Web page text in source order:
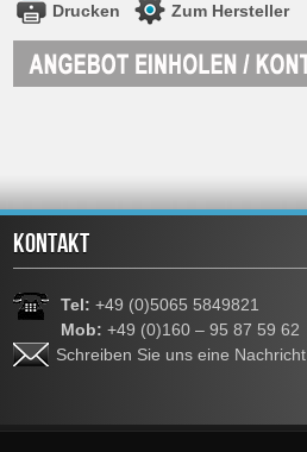
Drucken Zum Hersteller
KONTAKT
Tel: +49 (0)5065 5849821
Mob: +49 (0)160 – 95 87 59 62
Schreiben Sie uns eine Nachricht